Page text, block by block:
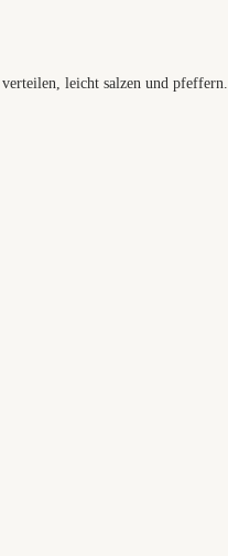
leicht salzen und pfeffern.